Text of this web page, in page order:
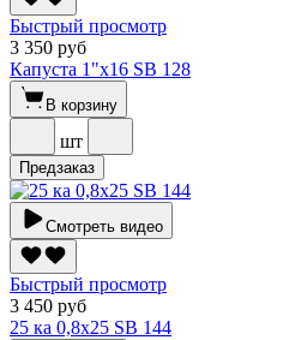
Быстрый просмотр
3 350 руб
Капуста 1"х16 SВ 128
В корзину
шт
Предзаказ
Смотреть видео
Быстрый просмотр
3 450 руб
25 ка 0,8х25 SВ 144